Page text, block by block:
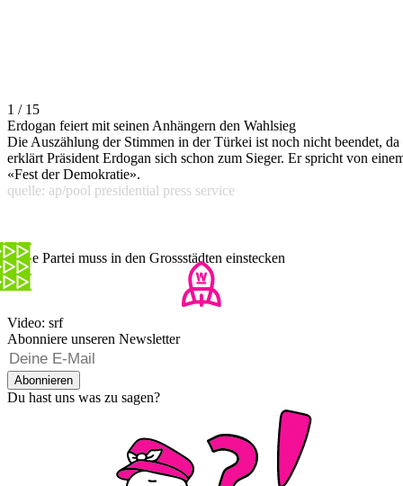
1 / 15
Erdogan feiert mit seinen Anhängern den Wahlsieg
Die Auszählung der Stimmen in der Türkei ist noch nicht beendet, da
erklärt Präsident Erdogan sich schon zum Sieger. Er spricht von
«Fest der Demokratie».
quelle: ap/pool presidential press service
Seine Partei muss in den Grossstädten einstecken
Video: srf
Abonniere unseren Newsletter
Abonnieren
Du hast uns was zu sagen?